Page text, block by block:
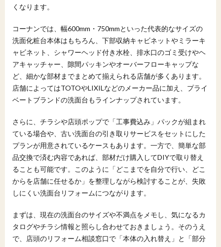
7.2 水栓・排水口・隙間パッキンなど細かな部材の
8
交換後の洗面台を長持ちさせるメンテナンスとト
ラブル予防
日常の掃除とゴミ受け・ヘアキャッチャーのケ
ア方法
8.2
水漏れ・汚れ・カビを防ぐための点検ポイント
9
コーナンで洗面台を交換・リフォームするときの
9.1
この記事のポイント整理と、洗面台交換で失敗
しにくくするコツ
9.2 コーナンでの相談とあわせて、一括見積もりサ
イトも活用するメリット
くなります。
コーナンでは、幅600mm・750mmといった代表的なサイズの
洗面化粧台本体はもちろん、下部収納キャビネットやミラーキ
ャビネット、シャワーヘッド付き水栓、排水口のゴミ受けやヘ
アキャッチャー、隙間パッキンやオーバーフローキャップな
ど、細かな部材までまとめて揃えられる店舗が多くあります。
店舗によってはTOTOやLIXILなどのメーカー品に加え、プライ
ベートブランドの洗面台もラインナップされています。
さらに、チラシや店頭ポップで「工事費込み」パックが組まれ
ている場合や、古い洗面台の引き取りサービスをセットにした
プランが用意されているケースもあります。一方で、簡単な部
品交換で済む内容であれば、部材だけ購入してDIYで取り替え
ることも可能です。このように「どこまでを自分で行い、どこ
からを店舗に任せるか」を整理しながら検討することが、失敗
しにくい洗面台リフォームにつながります。
まずは、現在の洗面台のサイズや不満点をメモし、気になるカ
タログやチラシ情報と照らし合わせておきましょう。そのうえ
で、店頭のリフォーム相談窓口で「本体の入れ替え」と「部分